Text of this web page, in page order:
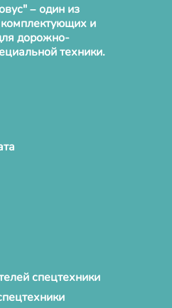
– один из
и
дорожно-
техники.
спецтехники